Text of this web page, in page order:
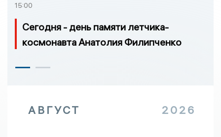
15:00
Сегодня - день памяти летчика-
космонавта Анатолия Филипченко
АВГУСТ 2026